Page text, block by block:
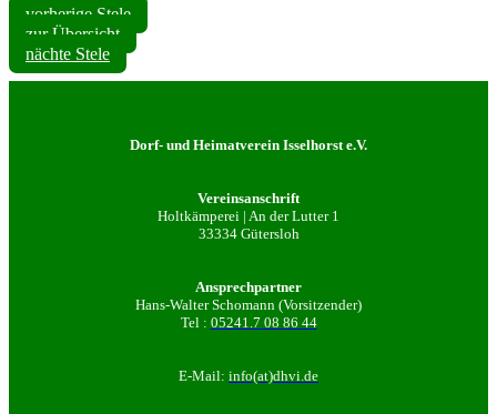
vorherige Stele
zur Übersicht
nächte Stele
Dorf- und Heimatverein Isselhorst e.V.
Vereinsanschrift
Holtkämperei | An der Lutter 1
33334 Gütersloh
Ansprechpartner
Hans-Walter Schomann (Vorsitzender)
Tel : 05241.7 08 86 44
E-Mail: info(at)dhvi.de